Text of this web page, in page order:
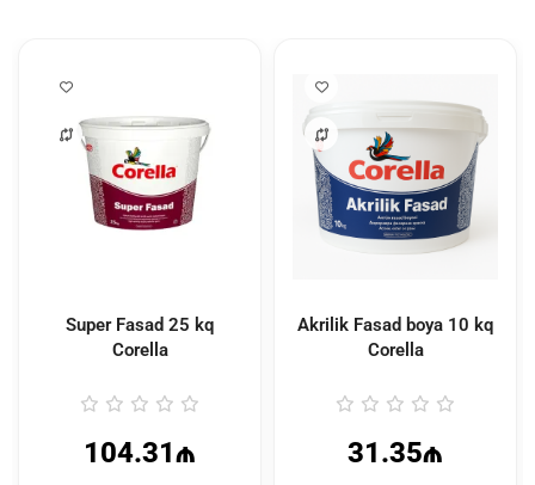
Super Fasad 25 kq
Corella
104.31₼
Akrilik Fasad boya 10 kq
Corella
31.35₼